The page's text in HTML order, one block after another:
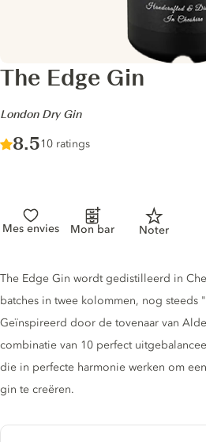
The Edge Gin
-
London Dry Gin
Score :
8.5/ 10
10 ratings
Mes envies Mon bar Noter
Gin description
The Edge Gin wordt gedistilleerd in
batches in twee kolommen, nog steeds
Geïnspireerd door de tovenaar van
combinatie van 10 perfect
die in perfecte harmonie werken om
gin te creëren.